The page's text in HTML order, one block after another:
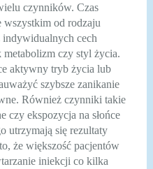
czynników. Czas
wszystkim od rodzaju
indywidualnych cech
czy styl życia.
aktywny tryb życia lub
szybsze zanikanie
Również czynniki takie
czy ekspozycja na słońce
utrzymają się rezultaty
że większość pacjentów
iniekcji co kilka